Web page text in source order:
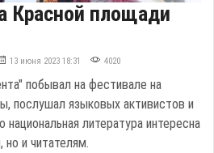
Красной площади
13 июня 2023 18:31 4020
побывал на фестивале на
послушал языковых активистов и
национальная литература интересна
и читателям.